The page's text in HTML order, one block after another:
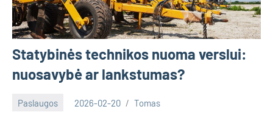
Statybinės technikos nuoma verslui:
nuosavybė ar lankstumas?
Paslaugos 2026-02-20 Tomas